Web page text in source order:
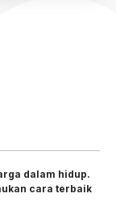
dalam hidup.
cara terbaik